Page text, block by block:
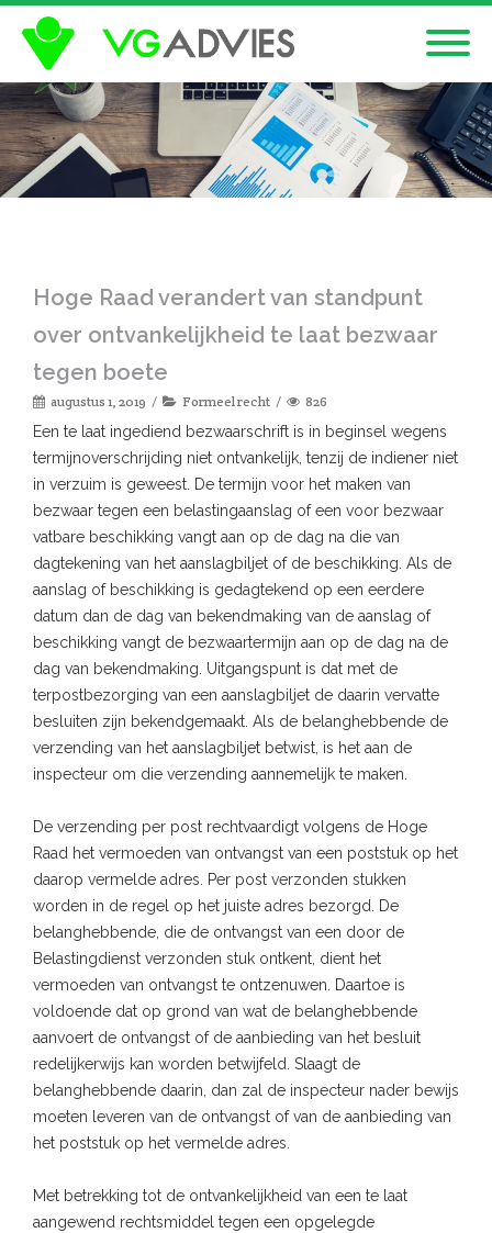
Hoge Raad verandert van standpunt
over ontvankelijkheid te laat bezwaar
tegen boete
augustus 1, 2019 Formeel recht 826
Een te laat ingediend bezwaarschrift is in beginsel wegens
termijnoverschrijding niet ontvankelijk, tenzij de indiener niet
in verzuim is geweest. De termijn voor het maken van
bezwaar tegen een belastingaanslag of een voor bezwaar
vatbare beschikking vangt aan op de dag na die van
dagtekening van het aanslagbiljet of de beschikking. Als de
aanslag of beschikking is gedagtekend op een eerdere
datum dan de dag van bekendmaking van de aanslag of
beschikking vangt de bezwaartermijn aan op de dag na de
dag van bekendmaking. Uitgangspunt is dat met de
terpostbezorging van een aanslagbiljet de daarin vervatte
besluiten zijn bekendgemaakt. Als de belanghebbende de
verzending van het aanslagbiljet betwist, is het aan de
inspecteur om die verzending aannemelijk te maken.
De verzending per post rechtvaardigt volgens de Hoge
Raad het vermoeden van ontvangst van een poststuk op het
daarop vermelde adres. Per post verzonden stukken
worden in de regel op het juiste adres bezorgd. De
belanghebbende, die de ontvangst van een door de
Belastingdienst verzonden stuk ontkent, dient het
vermoeden van ontvangst te ontzenuwen. Daartoe is
voldoende dat op grond van wat de belanghebbende
aanvoert de ontvangst of de aanbieding van het besluit
redelijkerwijs kan worden betwijfeld. Slaagt de
belanghebbende daarin, dan zal de inspecteur nader bewijs
moeten leveren van de ontvangst of van de aanbieding van
het poststuk op het vermelde adres.
Met betrekking tot de ontvankelijkheid van een te laat
aangewend rechtsmiddel tegen een opgelegde